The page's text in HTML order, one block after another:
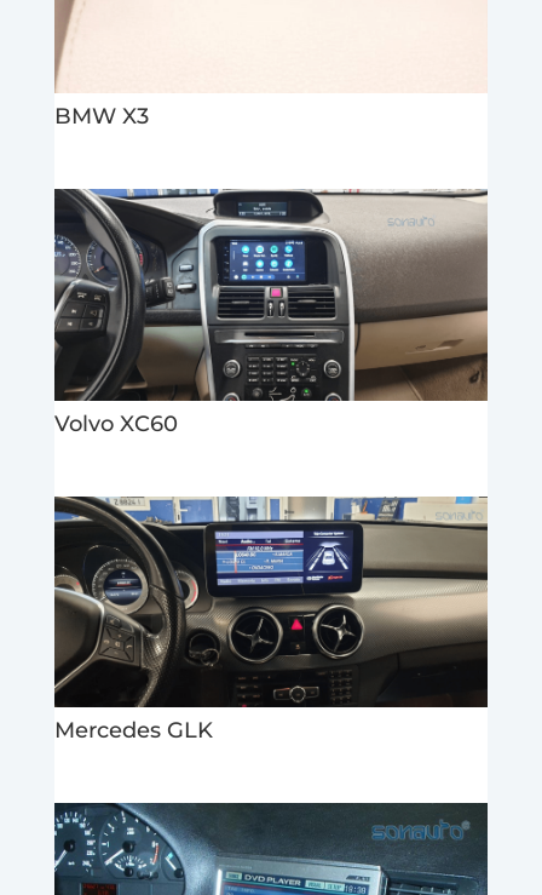
BMW X3
Volvo XC60
Mercedes GLK